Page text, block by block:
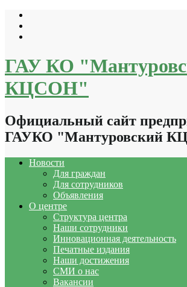
Перейти
содержимому
ГАУ КО
КЦСОН"
Официальный сайт
ГАУКО "Мантуровский
Новости
Для граждан
Для сотрудников
Объявления
О центре
Структура центра
Наши сотрудники
Инновационная деятельность
Печатные издания
Наши достижения
СМИ о нас
Вакансии